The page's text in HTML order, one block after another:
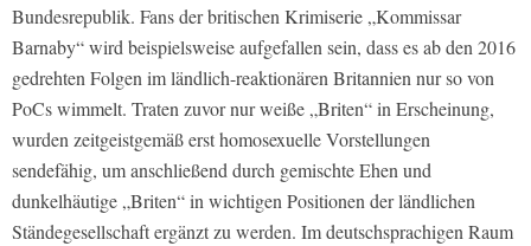
Bundesrepublik. Fans der britischen Krimiserie „Kommissar
Barnaby“ wird beispielsweise aufgefallen sein, dass es ab den 2016
gedrehten Folgen im ländlich-reaktionären Britannien nur so von
PoCs wimmelt. Traten zuvor nur weiße „Briten“ in Erscheinung,
wurden zeitgeistgemäß erst homosexuelle Vorstellungen
sendefähig, um anschließend durch gemischte Ehen und
dunkelhäutige „Briten“ in wichtigen Positionen der ländlichen
Ständegesellschaft ergänzt zu werden. Im deutschsprachigen Raum